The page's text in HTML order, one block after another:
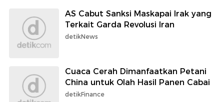
AS Cabut Sanksi Maskapai Irak yang
Terkait Garda Revolusi Iran
detikNews
Cuaca Cerah Dimanfaatkan Petani
China untuk Olah Hasil Panen Cabai
detikFinance